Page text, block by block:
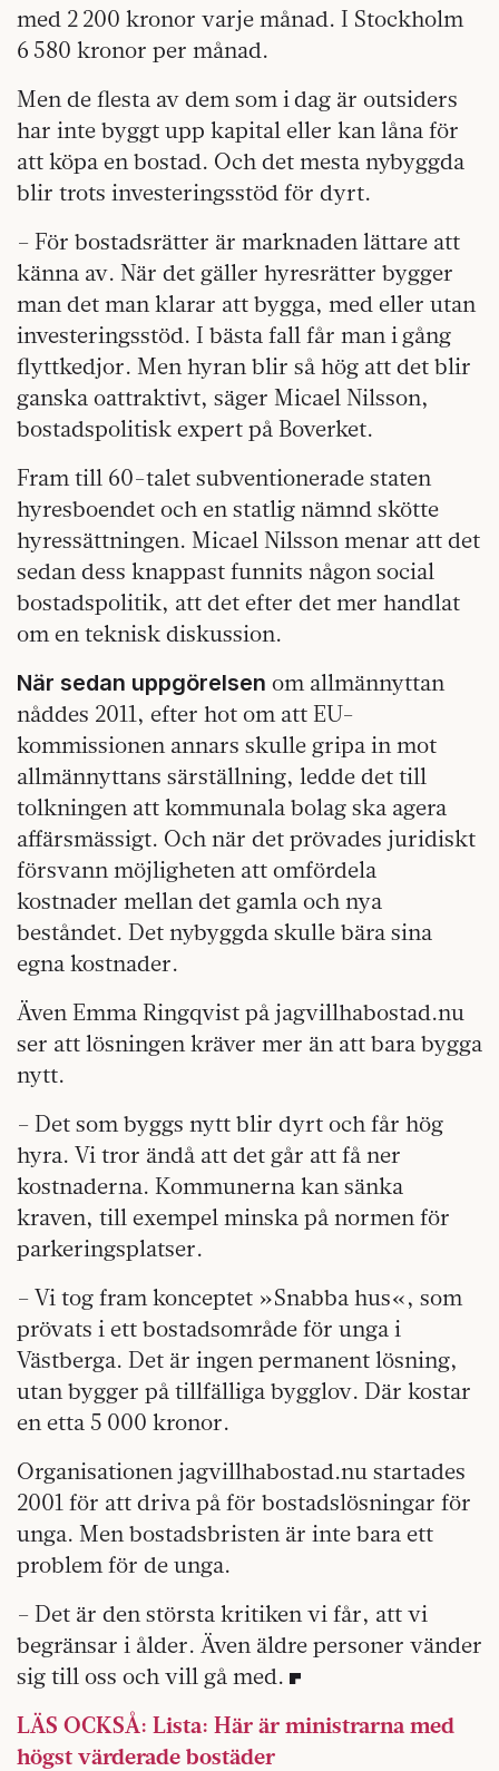
med 2 200 kronor varje månad. I Stockholm
6 580 kronor per månad.
Men de flesta av dem som i dag är outsiders
har inte byggt upp kapital eller kan låna för
att köpa en bostad. Och det mesta nybyggda
blir trots investeringsstöd för dyrt.
– För bostadsrätter är marknaden lät­tare att
känna av. När det gäller hyresrätter bygger
man det man klarar att bygga, med eller utan
investeringsstöd. I bästa fall får man i gång
flyttkedjor. Men hyran blir så hög att det blir
ganska oattraktivt, säger Micael Nilsson,
bostadspolitisk expert på Boverket.
Fram till 60-talet subventionerade staten
hyresboendet och en statlig nämnd skötte
hyressättningen. Micael Nilsson menar att det
sedan dess knappast funnits någon social
bostadspolitik, att det efter det mer handlat
om en teknisk diskussion.
När sedan uppgörelsen om allmännyttan
nåddes 2011, efter hot om att EU-
kommissionen annars skulle gripa in mot
allmännyttans särställning, ledde det till
tolkningen att kommunala bolag ska agera
affärsmässigt. Och när det prövades juridiskt
försvann möjligheten att omfördela
kostnader mellan det gamla och nya
beståndet. Det nybyggda skulle bära sina
egna kostnader.
Även Emma Ringqvist på jagvillhabostad.nu
ser att lösningen kräver mer än att bara bygga
nytt.
– Det som byggs nytt blir dyrt och får hög
hyra. Vi tror ändå att det går att få ner
kostnaderna. Kommunerna kan sänka
kraven, till exempel minska på normen för
parkeringsplatser.
– Vi tog fram konceptet »Snabba hus«, som
prövats i ett bostadsområde för unga i
Västberga. Det är ingen permanent lösning,
utan bygger på tillfälliga bygglov. Där kostar
en etta 5 000 kronor.
Organisationen jagvillhabostad.nu startades
2001 för att driva på för bostadslösningar för
unga. Men bostadsbristen är inte bara ett
problem för de unga.
– Det är den största kritiken vi får, att vi
begränsar i ålder. Även äldre personer vänder
sig till oss och vill gå med.
LÄS OCKSÅ: Lista: Här är ministrarna med
högst värderade bostäder